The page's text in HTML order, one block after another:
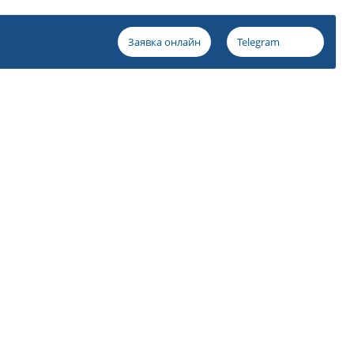
Заявка онлайн Telegram